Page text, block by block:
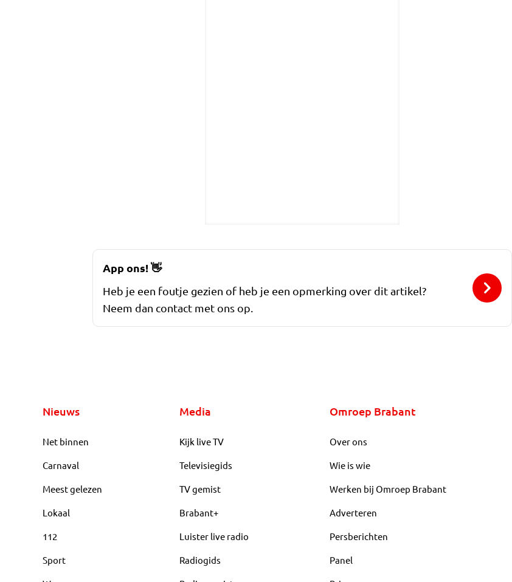
App ons!👋
Heb je een foutje gezien of heb je een opmerking over dit artikel?
Neem dan contact met ons op.
Nieuws
Net binnen
Carnaval
Meest gelezen
Lokaal
112
Sport
Media
Kijk live TV
Televisiegids
TV gemist
Brabant+
Luister live radio
Radiogids
Omroep Brabant
Over ons
Wie is wie
Werken bij Omroep Brabant
Adverteren
Persberichten
Panel